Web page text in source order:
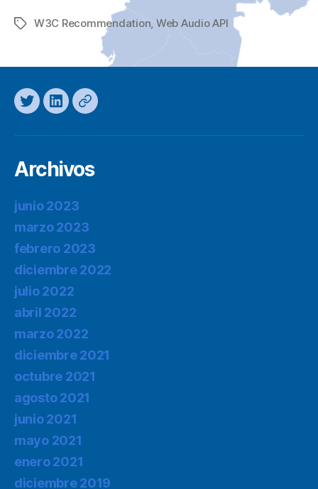
Etiquetas
W3C Recommendation, Web Audio API
TwitterLinkedInMastodon
Archivos
junio 2023
marzo 2023
febrero 2023
diciembre 2022
julio 2022
abril 2022
marzo 2022
diciembre 2021
octubre 2021
agosto 2021
junio 2021
mayo 2021
enero 2021
diciembre 2019